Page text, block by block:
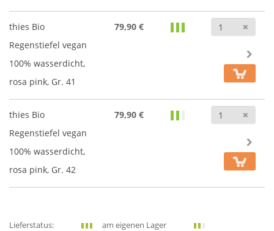
thies Bio
Regenstiefel vegan
100% wasserdicht,
rosa pink, Gr. 41
79,90 €
thies Bio
Regenstiefel vegan
100% wasserdicht,
rosa pink, Gr. 42
79,90 €
Lieferstatus:
am eigenen Lager